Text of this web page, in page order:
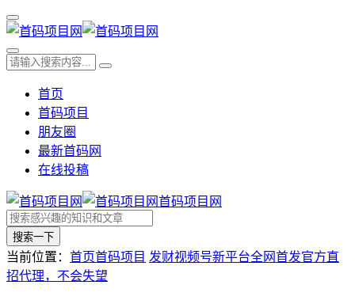
首页
首码项目
朋友圈
最新首码网
在线投稿
首码项目网
搜索一下
当前位置： 首页首码项目 发财视频号新平台全网首发官方直
招代理，不会失望